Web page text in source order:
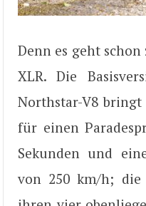
Denn es geht
XLR. Die
Northstar-V8 bringt
für einen
Sekunden und
von 250 km/h; die